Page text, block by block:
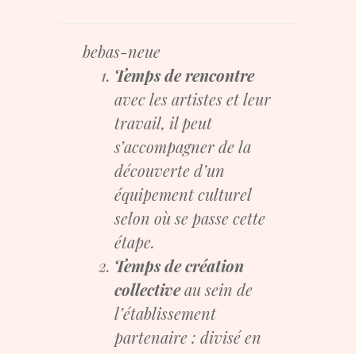
Temps de rencontre
avec les artistes et leur
travail, il peut
s’accompagner de la
découverte d’un
équipement culturel
selon où se passe cette
étape.
Temps de création
collectiveau sein de
l’établissement
partenaire : divisé en